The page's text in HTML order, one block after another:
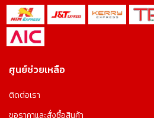
ศูนย์ช่วยเหลือ
ติดต่อเรา